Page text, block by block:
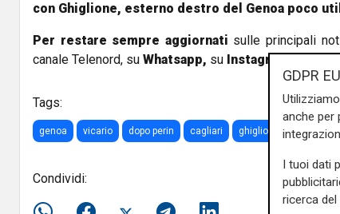
con Ghiglione, esterno destro del Genoa poco
Per restare sempre aggiornati sulle principali
canale Telenord, su Whatsapp, su Instagram,su
Tags:
genoa vicario dopo perin cagliari ghiglione
Condividi:
GDPR
anche per
I tuoi dati
ricerca